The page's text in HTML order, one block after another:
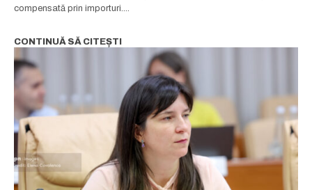
compensată prin importuri....
CONTINUĂ SĂ CITEȘTI